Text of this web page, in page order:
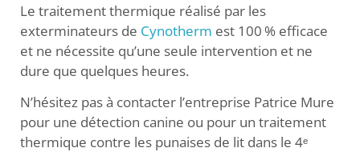
Le traitement thermique réalisé par les
exterminateurs de Cynotherm est 100 % efficace
et ne nécessite qu’une seule intervention et ne
dure que quelques heures.
N’hésitez pas à contacter l’entreprise Patrice Mure
pour une détection canine ou pour un traitement
thermique contre les punaises de lit dans le 4ᵉ